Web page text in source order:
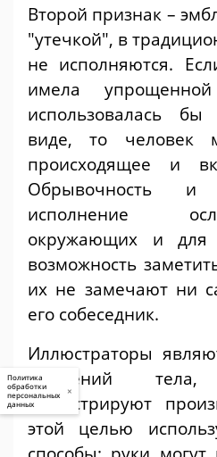
Второй признак –
"утечкой", в
не исполняются.
имела
использовалась
виде, то человек
происходящее и
Обрывочность и
исполнение
окружающих и для
возможность
их не замечают ни
его собеседник.
Иллюстраторы
движений
иллюстрируют
этой целью
Политика
обработки
персональных
данных
×